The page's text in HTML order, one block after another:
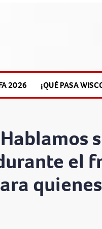
2026 ¡QUÉ PASA
el